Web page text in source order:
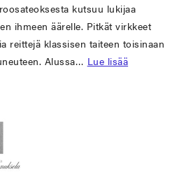
kutsuu lukijaa
ihmeen äärelle. Pitkät virkkeet
reittejä klassisen taiteen toisinaan
Alussa… Lue lisää